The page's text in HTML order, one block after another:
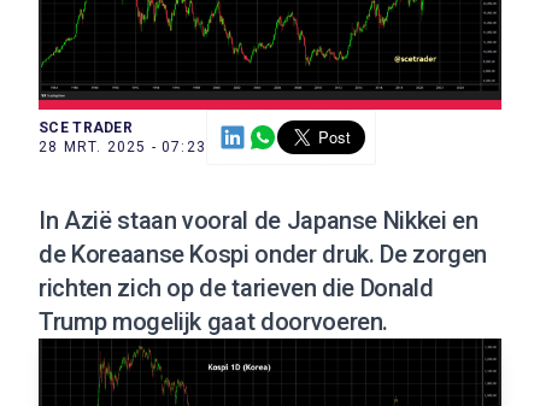
SCE TRADER
28 MRT. 2025 - 07:23
In Azië staan vooral de Japanse Nikkei en
de Koreaanse Kospi onder druk. De zorgen
richten zich op de tarieven die Donald
Trump mogelijk gaat doorvoeren.